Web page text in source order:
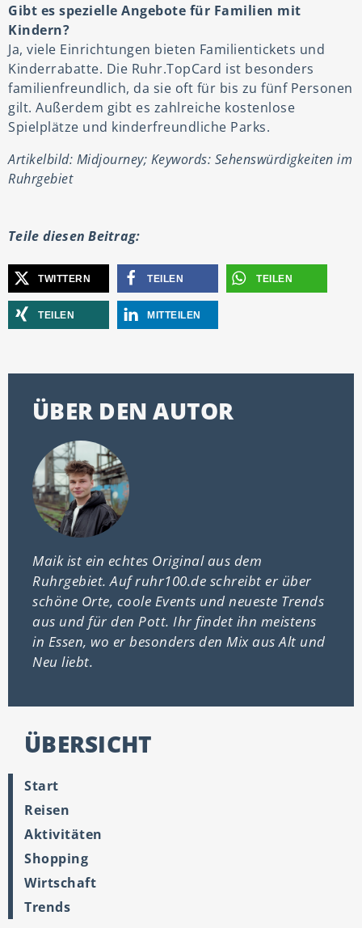
Gibt es spezielle Angebote für Familien mit
Kindern?
Ja, viele Einrichtungen bieten Familientickets und
Kinderrabatte. Die Ruhr.TopCard ist besonders
familienfreundlich, da sie oft für bis zu fünf Personen
gilt. Außerdem gibt es zahlreiche kostenlose
Spielplätze und kinderfreundliche Parks.
Artikelbild: Midjourney; Keywords: Sehenswürdigkeiten im
Ruhrgebiet
Teile diesen Beitrag:
TWITTERN TEILEN TEILEN
TEILEN MITTEILEN
ÜBER DEN AUTOR
Maik ist ein echtes Original aus dem
Ruhrgebiet. Auf ruhr100.de schreibt er über
schöne Orte, coole Events und neueste Trends
aus und für den Pott. Ihr findet ihn meistens
in Essen, wo er besonders den Mix aus Alt und
Neu liebt.
ÜBERSICHT
Start
Reisen
Aktivitäten
Shopping
Wirtschaft
Trends